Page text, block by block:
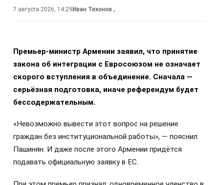
7 августа 2026, 14:29 Иван Тихонов ,
Премьер-министр Армении заявил, что принятие